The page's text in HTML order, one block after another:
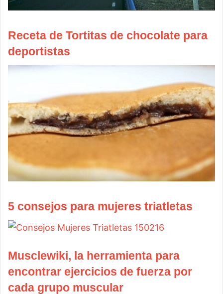
Receta de Tortitas de chocolate para
deportistas
5 consejos para mujeres triatletas
Musclewiki, la herramienta para
encontrar ejercicios de fuerza por
cada grupo muscular